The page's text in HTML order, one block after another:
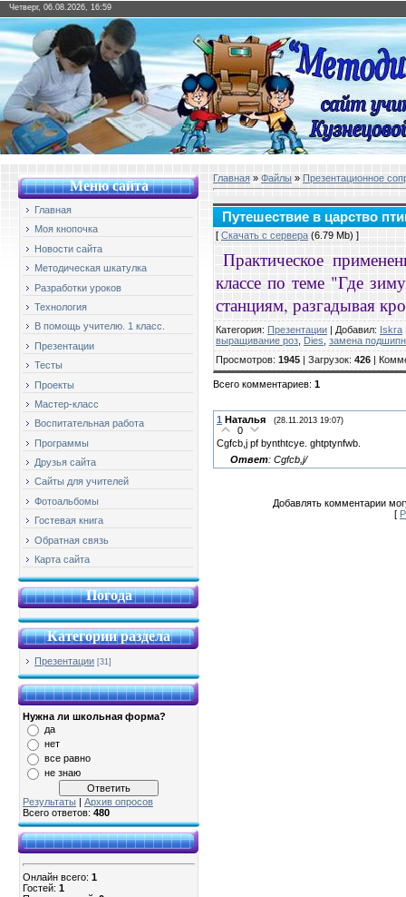
Четверг, 06.08.2026, 16:59
Меню сайта
Главная
Моя кнопочка
Новости сайта
Методическая шкатулка
Разработки уроков
Технология
В помощь учителю. 1 класс.
Презентации
Тесты
Проекты
Мастер-класс
Воспитательная работа
Программы
Друзья сайта
Сайты для учителей
Фотоальбомы
Гостевая книга
Обратная связь
Карта сайта
Погода
Категории раздела
Презентации [31]
Нужна ли школьная форма?
да
нет
все равно
не знаю
Результаты | Архив опросов
Всего ответов: 480
Онлайн всего: 1
Гостей: 1
Главная » Файлы » Презентационное
Путешествие в царство
[ Скачать с сервера (6.79 Mb) ]
Практическое
классе по теме "Где
станциям, разгадывая
Категория: Презентации | Добавил: Iskra
выращивание роз Dies замена
Просмотров: 1945 | Загрузок: 426 |
Всего комментариев: 1
1 Наталья (28.11.2013 19:07)
0
Cgfcb,j pf bynthtcye. ghtptynfwb.
Ответ: Cgfcb,j/
Добавлять комментарии
[